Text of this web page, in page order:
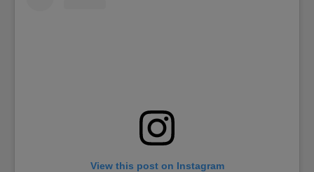
View this post on Instagram